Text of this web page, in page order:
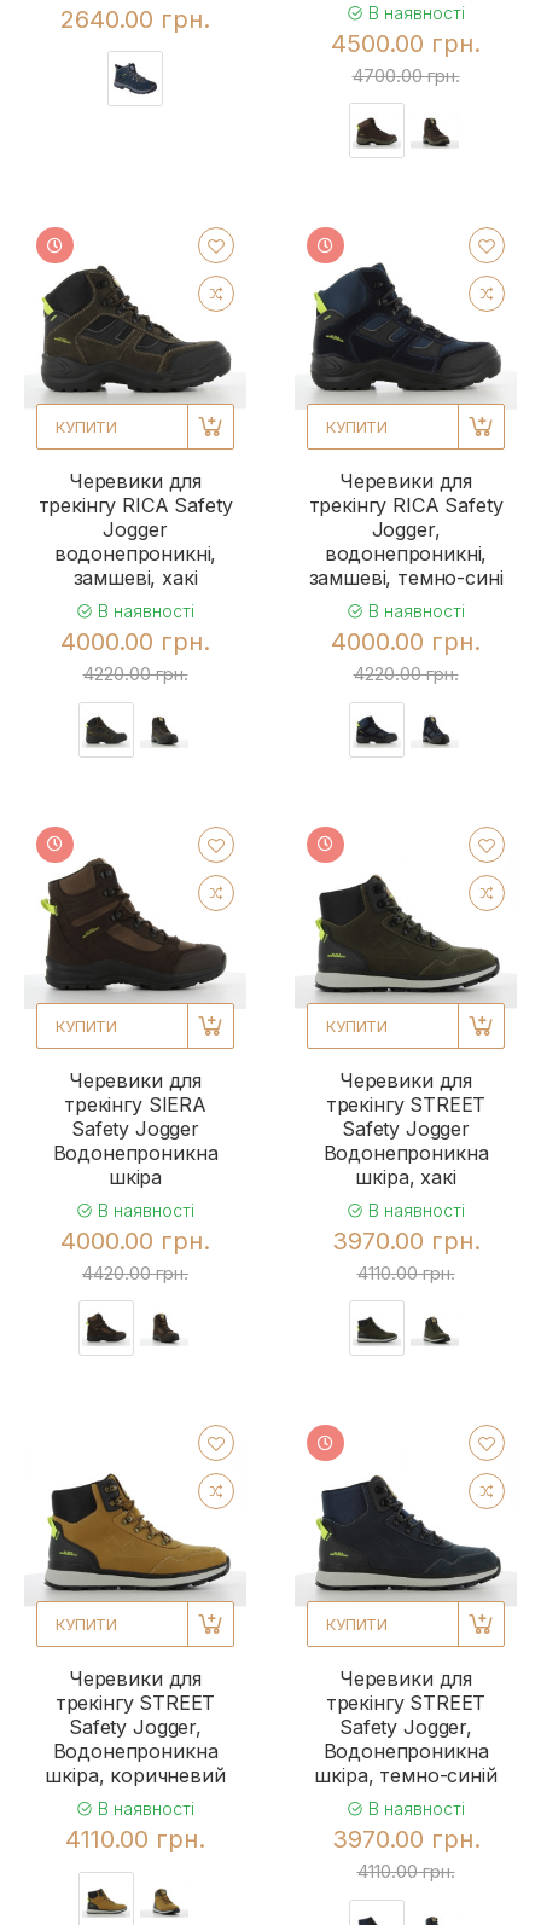
2640.00 грн. В наявності
4500.00 грн.
4700.00 грн.
КУПИТИ
Черевики для
трекінгу RICA Safety
Jogger
водонепроникні,
замшеві, хакі
В наявності
4000.00 грн.
4220.00 грн.
КУПИТИ
Черевики для
трекінгу RICA Safety
Jogger,
водонепроникні,
замшеві, темно-сині
В наявності
4000.00 грн.
4220.00 грн.
КУПИТИ
Черевики для
трекінгу SIERA
Safety Jogger
Водонепроникна
шкіра
В наявності
4000.00 грн.
4420.00 грн.
КУПИТИ
Черевики для
трекінгу STREET
Safety Jogger
Водонепроникна
шкіра, хакі
В наявності
3970.00 грн.
4110.00 грн.
КУПИТИ
Черевики для
трекінгу STREET
Safety Jogger,
Водонепроникна
шкіра, коричневий
В наявності
4110.00 грн.
КУПИТИ
Черевики для
трекінгу STREET
Safety Jogger,
Водонепроникна
шкіра, темно-синій
В наявності
3970.00 грн.
4110.00 грн.